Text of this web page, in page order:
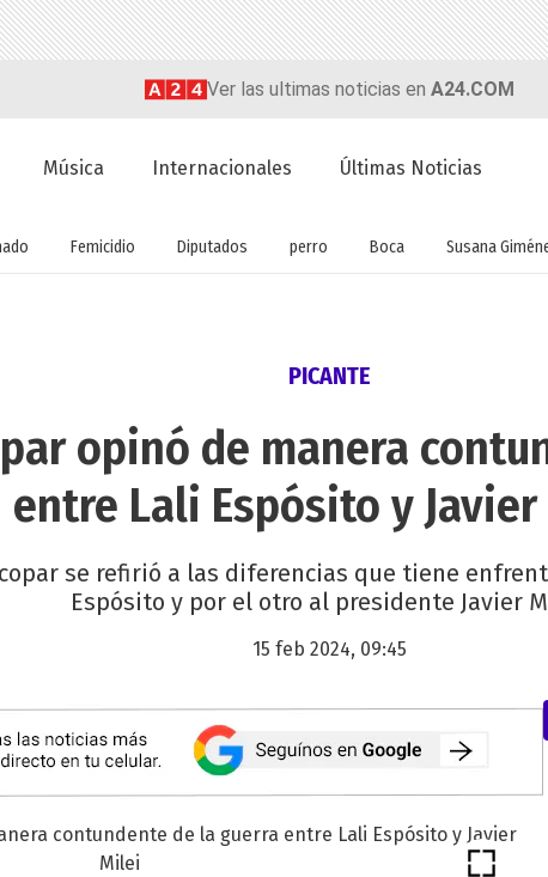
Ver las ultimas noticias en A24.COM
Música Internacionales Últimas Noticias
Femicidio Diputados perro Boca Susana
PICANTE
opinó de manera
entre Lali Espósito y
se refirió a las diferencias que tiene
Espósito y por el otro al presidente Javier
15 feb 2024, 09:45